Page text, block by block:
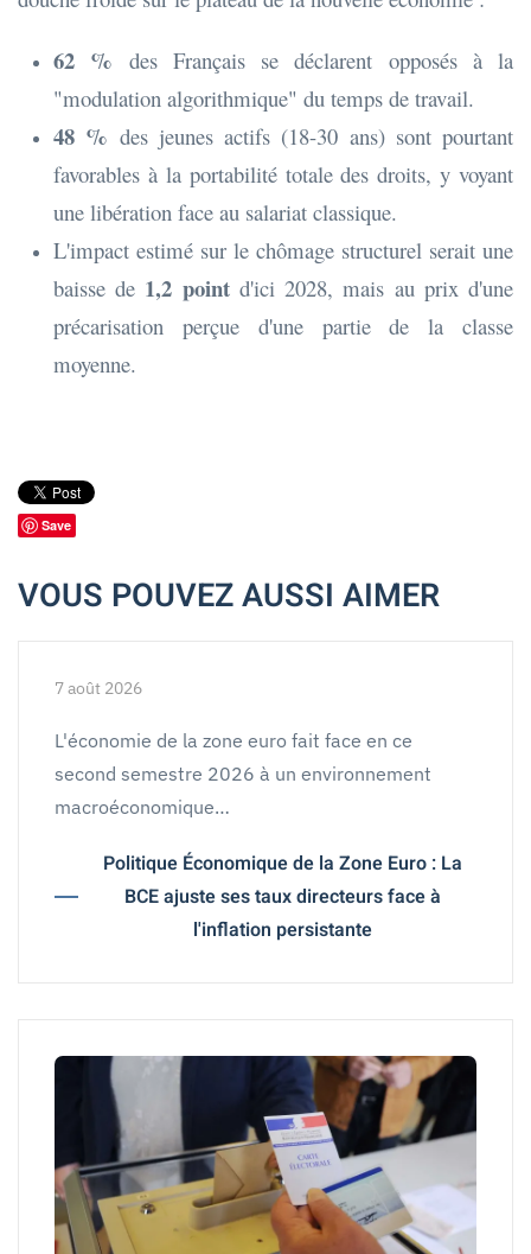
62 % des Français se déclarent opposés à la
"modulation algorithmique" du temps de travail.
48 % des jeunes actifs (18-30 ans) sont pourtant
favorables à la portabilité totale des droits, y voyant
une libération face au salariat classique.
L'impact estimé sur le chômage structurel serait une
baisse de 1,2 pointd'ici 2028, mais au prix d'une
précarisation perçue d'une partie de la classe
moyenne.
Save
VOUS POUVEZ AUSSI AIMER
7 août 2026
L'économie de la zone euro fait face en ce
second semestre 2026 à un environnement
macroéconomique…
Politique Économique de la Zone Euro : La
BCE ajuste ses taux directeurs face à
l'inflation persistante